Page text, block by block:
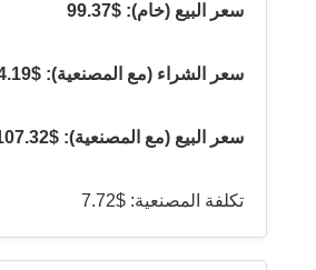
سعر البيع (خام): $99.37
سعر الشراء (مع المصنعية): $104.19
سعر البيع (مع المصنعية): $107.32
تكلفة المصنعية: $7.72